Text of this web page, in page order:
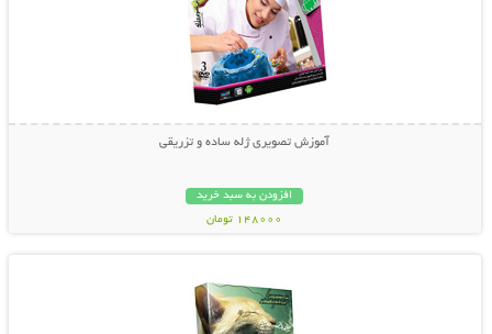
آموزش تصویری ژله ساده و تزریقی
افزودن به سبد خرید
148000 تومان